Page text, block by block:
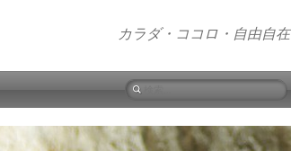
カラダ・ココロ・自由自在
検